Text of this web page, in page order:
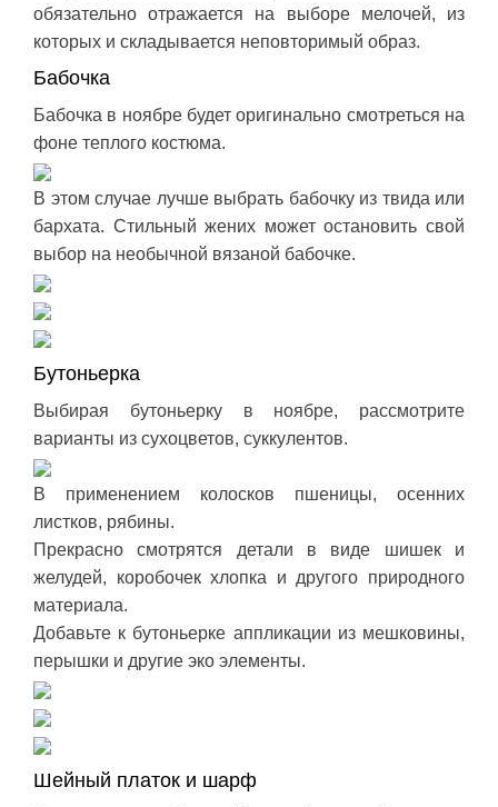
обязательно отражается на выборе мелочей, из
которых и складывается неповторимый образ.
Бабочка
Бабочка в ноябре будет оригинально смотреться на
фоне теплого костюма.
В этом случае лучше выбрать бабочку из твида или
бархата. Стильный жених может остановить свой
выбор на необычной вязаной бабочке.
Бутоньерка
Выбирая бутоньерку в ноябре, рассмотрите
варианты из сухоцветов, суккулентов.
В применением колосков пшеницы, осенних
листков, рябины.
Прекрасно смотрятся детали в виде шишек и
желудей, коробочек хлопка и другого природного
материала.
Добавьте к бутоньерке аппликации из мешковины,
перышки и другие эко элементы.
Шейный платок и шарф